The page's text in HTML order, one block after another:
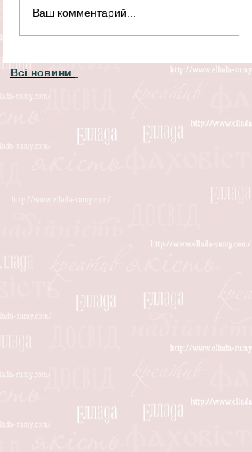
Ваш комментарий...
Всі новини